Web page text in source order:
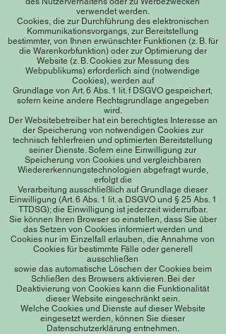
verwendet werden.
Cookies, die zur Durchführung des elektronischen
Kommunikationsvorgangs, zur Bereitstellung
bestimmter, von Ihnen erwünschter Funktionen (z. B. für
die Warenkorbfunktion) oder zur Optimierung der
Website (z. B. Cookies zur Messung des
Webpublikums) erforderlich sind (notwendige
Cookies), werden auf
Grundlage von Art. 6 Abs. 1 lit. f DSGVO gespeichert,
sofern keine andere Rechtsgrundlage angegeben
wird.
Der Websitebetreiber hat ein berechtigtes Interesse an
der Speicherung von notwendigen Cookies zur
technisch fehlerfreien und optimierten Bereitstellung
seiner Dienste. Sofern eine Einwilligung zur
Speicherung von Cookies und vergleichbaren
Wiedererkennungstechnologien abgefragt wurde,
erfolgt die
Verarbeitung ausschließlich auf Grundlage dieser
Einwilligung (Art. 6 Abs. 1 lit. a DSGVO und § 25 Abs. 1
TTDSG); die Einwilligung ist jederzeit widerrufbar.
Sie können Ihren Browser so einstellen, dass Sie über
das Setzen von Cookies informiert werden und
Cookies nur im Einzelfall erlauben, die Annahme von
Cookies für bestimmte Fälle oder generell
ausschließen
sowie das automatische Löschen der Cookies beim
Schließen des Browsers aktivieren. Bei der
Deaktivierung von Cookies kann die Funktionalität
dieser Website eingeschränkt sein.
Welche Cookies und Dienste auf dieser Website
eingesetzt werden, können Sie dieser
Datenschutzerklärung entnehmen.